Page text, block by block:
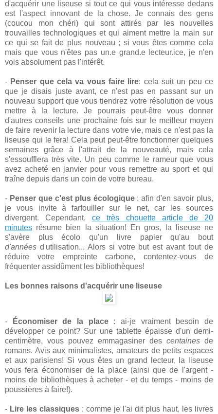
d'acquérir une liseuse si tout ce qui vous intéresse dedans
est l'aspect innovant de la chose. Je connais des gens
(coucou mon chéri) qui sont attirés par les nouvelles
trouvailles technologiques et qui aiment mettre la main sur
ce qui se fait de plus nouveau ; si vous êtes comme cela
mais que vous n'êtes pas un.e grand.e lecteur.ice, je n'en
vois absolument pas l'intérêt.
- Penser que cela va vous faire lire: cela suit un peu ce
que je disais juste avant, ce n'est pas en passant sur un
nouveau support que vous tiendrez votre résolution de vous
mettre à la lecture. Je pourrais peut-être vous donner
d'autres conseils une prochaine fois sur le meilleur moyen
de faire revenir la lecture dans votre vie, mais ce n'est pas la
liseuse qui le fera! Cela peut peut-être fonctionner quelques
semaines grâce à l'attrait de la nouveauté, mais cela
s'essoufflera très vite. Un peu comme le rameur que vous
avez acheté en janvier pour vous remettre au sport et qui
traîne depuis dans un coin de votre bureau.
- Penser que c'est plus écologique : afin d'en savoir plus,
je vous invite à farfouiller sur le net, car les sources
divergent. Cependant,ce très chouette article de 20
minutes résume bien la situation! En gros, la liseuse ne
s'avère plus écolo qu'un livre papier qu'au bout
d'années d'utilisation... Alors si votre but est avant tout de
réduire votre empreinte carbone, contentez-vous de
fréquenter assidûment les bibliothèques!
Les bonnes raisons d'acquérir une liseuse
- Économiser de la place : ai-je vraiment besoin de
développer ce point? Sur une tablette épaisse d'un demi-
centimètre, vous pouvez emmagasiner des centaines de
romans. Avis aux minimalistes, amateurs de petits espaces
et aux parisiens! Si vous êtes un grand lecteur, la liseuse
vous fera économiser de la place (ainsi que de l'argent -
moins de bibliothèques à acheter - et du temps - moins de
poussières à faire!).
- Lire les classiques : comme je l'ai dit plus haut, les livres